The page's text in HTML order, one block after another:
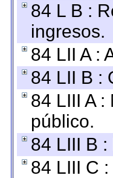
84 L B :
ingresos.
84 LII A :
84 LII B :
84 LIII A
público.
84 LIII B
84 LIII C